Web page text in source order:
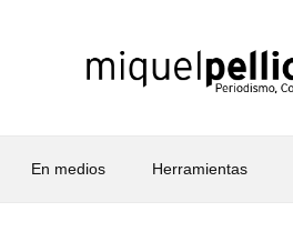
En medios Herramientas